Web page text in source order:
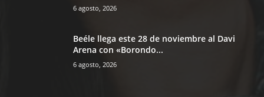
6 agosto, 2026
Beéle llega este 28 de noviembre al Davi
Arena con «Borondo...
6 agosto, 2026